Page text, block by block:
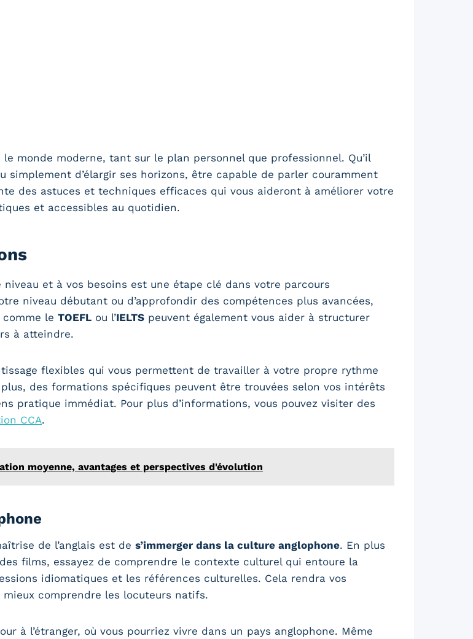
monde moderne, tant sur le plan personnel que professionnel. Qu’il
simplement d’élargir ses horizons, être capable de parler couramment
des astuces et techniques efficaces qui vous aideront à améliorer votre
et accessibles au quotidien.
niveau et à vos besoins est une étape clé dans votre parcours
niveau débutant ou d’approfondir des compétences plus avancées,
le TOEFL ou l’IELTS peuvent également vous aider à structurer
à atteindre.
flexibles qui vous permettent de travailler à votre propre rythme
des formations spécifiques peuvent être trouvées selon vos intérêts
pratique immédiat. Pour plus d’informations, vous pouvez visiter des
CCA.
moyenne, avantages et perspectives d'évolution
de l’anglais est de s’immerger dans la culture anglophone. En plus
films, essayez de comprendre le contexte culturel qui entoure la
idiomatiques et les références culturelles. Cela rendra vos
comprendre les locuteurs natifs.
à l’étranger, où vous pourriez vivre dans un pays anglophone. Même